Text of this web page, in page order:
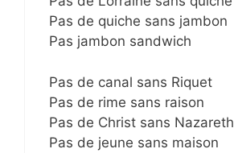
Pas de quiche sans jambon
Pas jambon sandwich
Pas de canal sans Riquet
Pas de rime sans raison
Pas de Christ sans Nazareth
Pas de jeune sans maison